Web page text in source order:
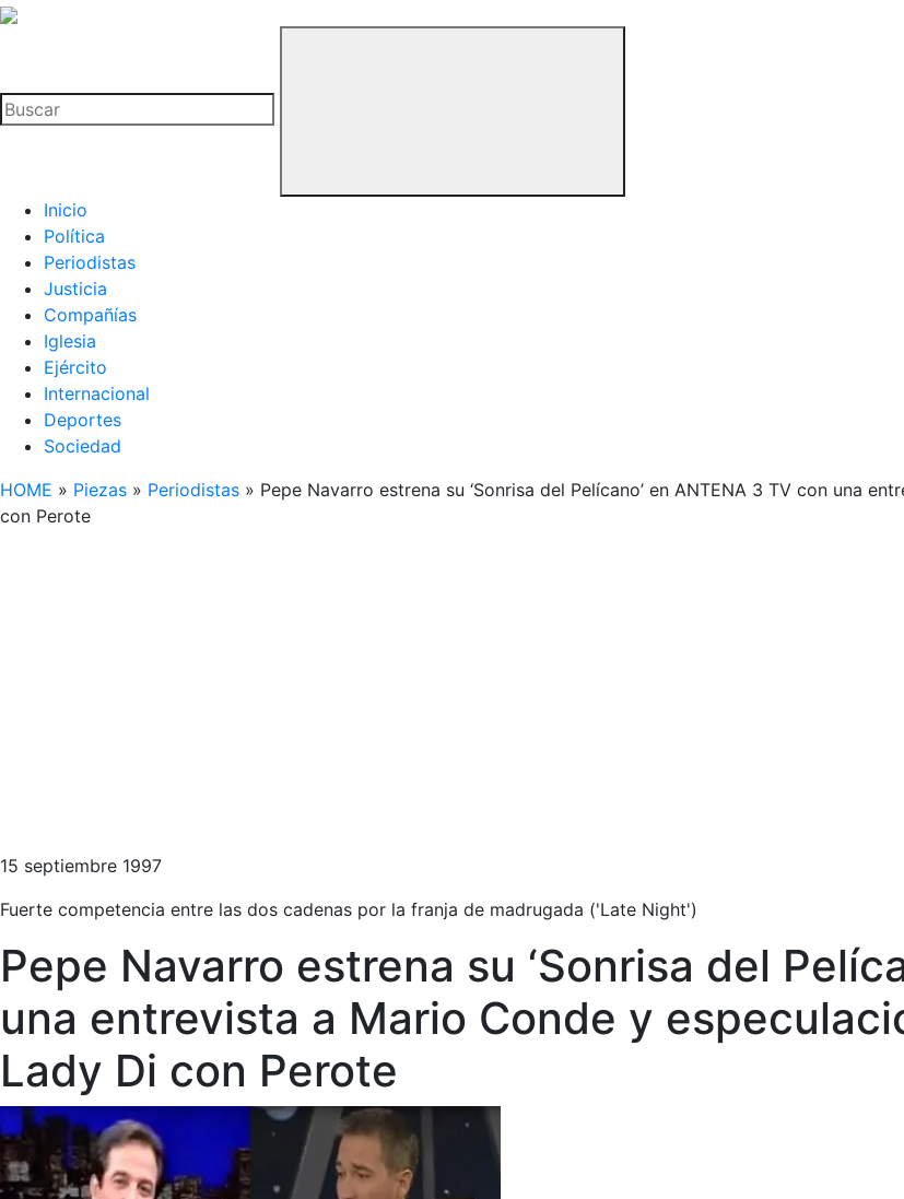
La
Buitre
Inicio
Política
Periodistas
Justicia
Compañías
Iglesia
Ejército
Internacional
Deportes
Sociedad
HOME » Piezas » Periodistas » Pepe Navarro estrena su ‘Sonrisa del Pelícano’ en ANTENA 3 TV con una
con Perote
15 septiembre 1997
Fuerte competencia entre las dos cadenas por la franja de madrugada ('Late Night')
Pepe Navarro estrena su ‘Sonrisa del
una entrevista a Mario Conde y
Lady Di con Perote